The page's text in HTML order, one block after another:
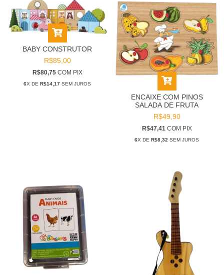
BABY CONSTRUTOR
R$85,00
R$80,75 COM PIX
6X DE R$14,17 SEM JUROS
ENCAIXE COM PINOS
SALADA DE FRUTA
R$49,90
R$47,41 COM PIX
6X DE R$8,32 SEM JUROS